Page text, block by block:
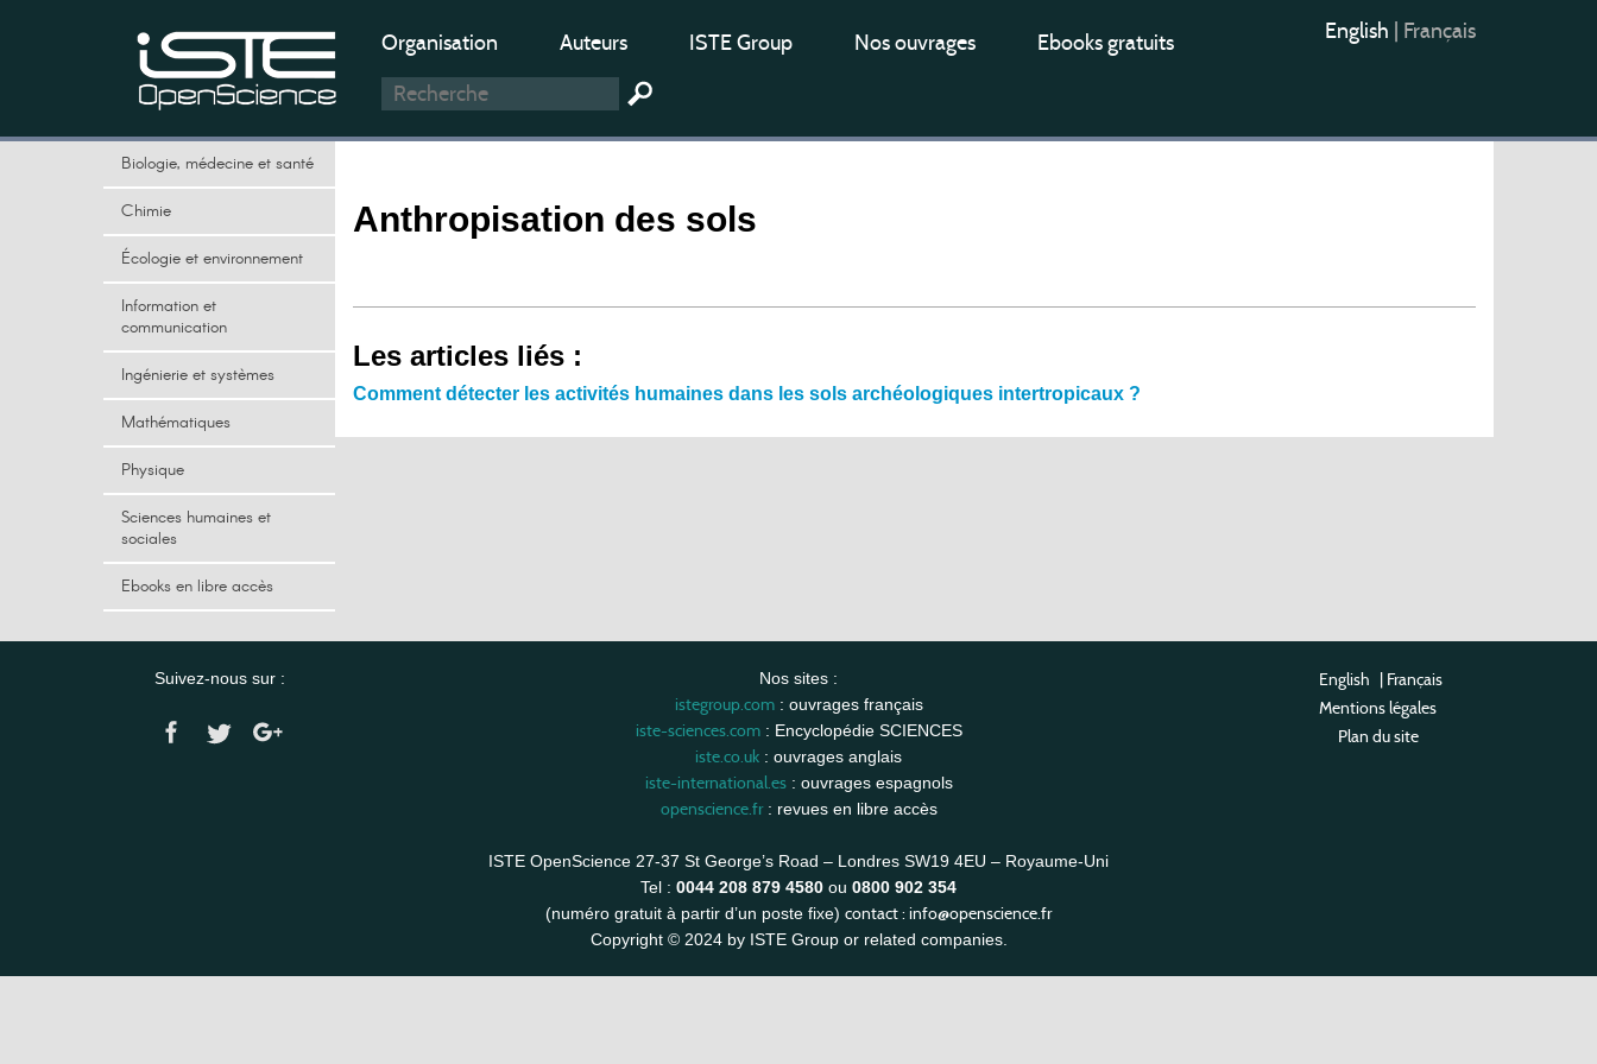
Organisation Auteurs ISTE Group Nos ouvrages Ebooks gratuits English Français
Biologie, médecine et santé
Chimie
Écologie et environnement
Information et
communication
Ingénierie et systèmes
Mathématiques
Physique
Sciences humaines et
sociales
Ebooks en libre accès
Anthropisation des sols
Les articles liés :
Comment détecter les activités humaines dans les sols archéologiques intertropicaux ?
Suivez-nous sur : Nos sites :
istegroup.com: ouvrages français
iste-sciences.com: Encyclopédie SCIENCES
iste.co.uk : ouvrages anglais
iste-international.es: ouvrages espagnols
openscience.fr: revues en libre accès
ISTE OpenScience 27-37 St George’s Road – Londres SW19 4EU – Royaume-Uni
Tel : 0044 208 879 4580 ou 0800 902 354
(numéro gratuit à partir d’un poste fixe) contact : info@openscience.fr
Copyright © 2024 by ISTE Group or related companies.
English | Français
Mentions légales
Plan du site